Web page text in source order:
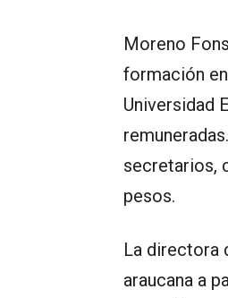
Moreno
formación
Universidad
secretarios,
pesos.
La directora
araucana a